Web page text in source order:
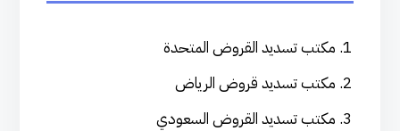
مكتب تسديد القروض المتحدة
مكتب تسديد قروض الرياض
مكتب تسديد القروض السعودي